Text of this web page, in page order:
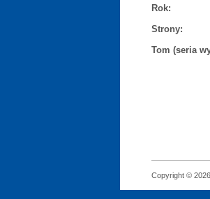
Rok:
Strony:
Tom (seria
Copyright ©